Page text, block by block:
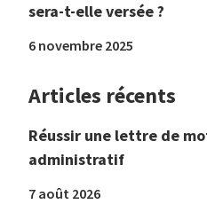
sera-t-elle versée ?
6 novembre 2025
Articles récents
Réussir une lettre de
administratif
7 août 2026